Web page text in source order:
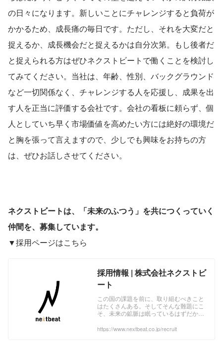
の日々になります。新しいことにチャレンジすると負荷が
かかるため、成長痛の毎日です。ただし、それを大変だと
捉えるか、成長機会だと捉えるかは自分次第。もし後者だ
と捉えられる方はぜひネクストビートで働くことを検討し
てみてください。当社は、年齢、性別、バックグラウンド
など一切関係なく、チャレンジする人を応援し、成果を出
す人を正当に評価する会社です。会社の看板に頼らず、個
人としていち早く市場価値を高めたい方には絶好の環境だ
と胸を張って言えますので、少しでも興味をお持ちの方
は、ぜひお話しさせてください。
ネクストビートは、「未来のふつう」を共につくっていく
仲間を、募集しています。
▼採用ページはこちら
採用情報 | 株式会社ネクストビ
ート
この国の課題を前に、取り組むべきこと
はたくさんある。そしてそんな難題にこ
そ、未来の鉱脈は眠っているはずだか
力、そして熱いベンチャーマインドで、
https://www.nextbeat.co.jp/recruit